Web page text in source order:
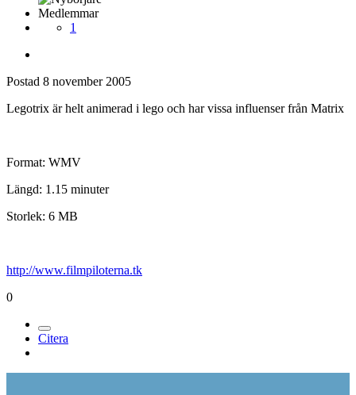
Medlemmar
1
Postad 8 november 2005
Legotrix är helt animerad i lego och har vissa influenser från Matrix
Format: WMV
Längd: 1.15 minuter
Storlek: 6 MB
http://www.filmpiloterna.tk
0
Citera